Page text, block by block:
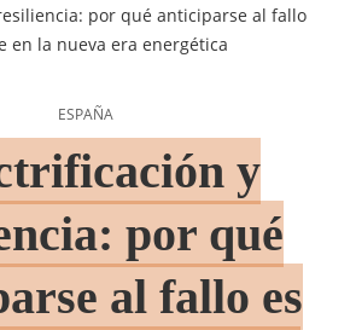
por qué anticiparse al fallo
en la nueva era energética
ESPAÑA
y
por qué
al fallo es